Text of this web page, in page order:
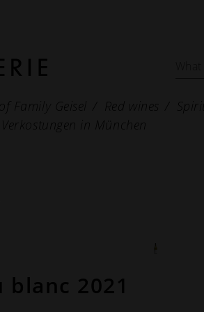
Family Geisel Red wines Spirits
Verkostungen in München
2021